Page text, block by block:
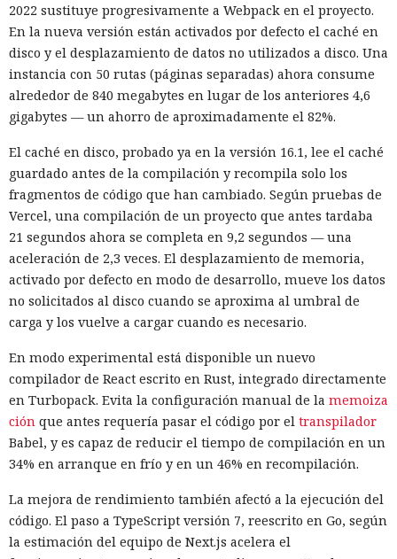
2022 sustituye progresivamente a Webpack en el proyecto.
En la nueva versión están activados por defecto el caché en
disco y el desplazamiento de datos no utilizados a disco. Una
instancia con 50 rutas (páginas separadas) ahora consume
alrededor de 840 megabytes en lugar de los anteriores 4,6
gigabytes — un ahorro de aproximadamente el 82%.
El caché en disco, probado ya en la versión 16.1, lee el caché
guardado antes de la compilación y recompila solo los
fragmentos de código que han cambiado. Según pruebas de
Vercel, una compilación de un proyecto que antes tardaba
21 segundos ahora se completa en 9,2 segundos — una
aceleración de 2,3 veces. El desplazamiento de memoria,
activado por defecto en modo de desarrollo, mueve los datos
no solicitados al disco cuando se aproxima al umbral de
carga y los vuelve a cargar cuando es necesario.
En modo experimental está disponible un nuevo
compilador de React escrito en Rust, integrado directamente
en Turbopack. Evita la configuración manual de la memoiza
ción que antes requería pasar el código por el transpilador
Babel, y es capaz de reducir el tiempo de compilación en un
34% en arranque en frío y en un 46% en recompilación.
La mejora de rendimiento también afectó a la ejecución del
código. El paso a TypeScript versión 7, reescrito en Go, según
la estimación del equipo de Next.js acelera el